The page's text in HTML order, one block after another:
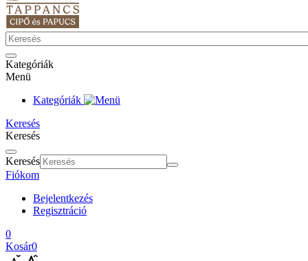
Kategóriák
Menü
Kategóriák
Keresés
Keresés
Keresés
Fiókom
Bejelentkezés
Regisztráció
0
Kosár0